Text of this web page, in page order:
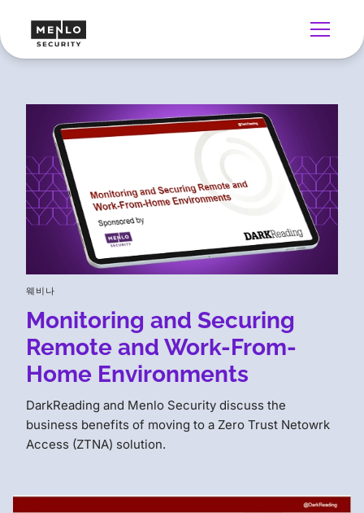
웨비나
Monitoring and Securing
Remote and Work-From-
Home Environments
DarkReading and Menlo Security discuss the
business benefits of moving to a Zero Trust Netowrk
Access (ZTNA) solution.